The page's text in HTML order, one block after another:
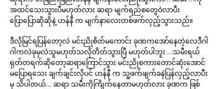
အထင်သေးသွားပီမဟုတ်လား ဆရာ မျက်ရည်စတွေဝဲလာပီး
ပြောပြောဆိုဆိုနဲ့ ဟန်နီ က မျက်နာလေးတစ်ဖက်လှည့်သွားသည်။
ဒီလိုမြင်ရပြန်တော့လဲ မင်းညိုစိတ်မကောင်း ခုဏကအော်နေတဲ့လေဒီဂါ
ဂါကလဲခုမှလဲသူမဟုတ်သလိုတိတ်သွားပြီ မဟုတ်ပါဘူး …သမီးရယ်
ရုတ်တရက်ဆိုတော့ဆရာကြောင်သွား မင်းညိုစကားတောင်ဆုံးအောင်
မပြောရသေး ချက်ချင်းလိုပင် ဟန်နီ က သူ့ဖက်ဖျက်ခနဲပြန်လှည့်လာပီး
မှ သိပါတယ်… ဆရာ သမီးကိုကြိုက်နေတာမဟုတ်လား ခုဏက ဖြစ်